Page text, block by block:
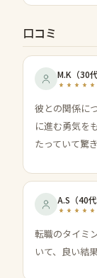
口コミ
M.K （30代
彼との関係に
に進む勇気を
たっていて驚き
A.S （40代
転職のタイミ
いて、良い結